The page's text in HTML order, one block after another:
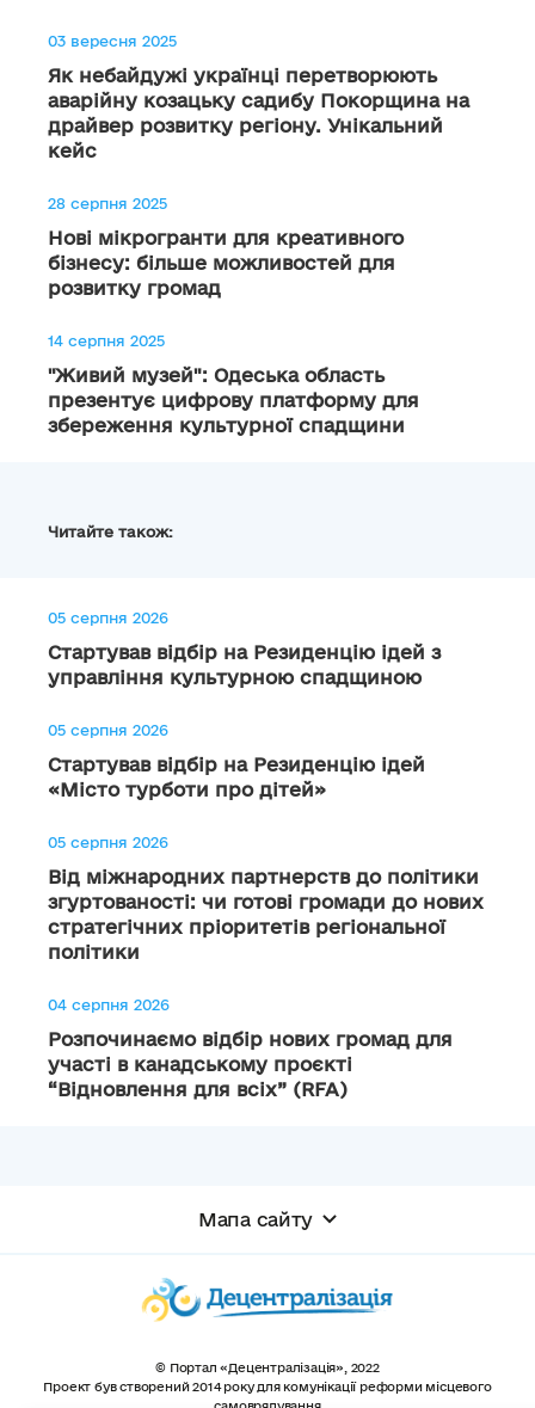
03 вересня 2025
Як небайдужі українці перетворюють
аварійну козацьку садибу Покорщина на
драйвер розвитку регіону. Унікальний
кейс
28 серпня 2025
Нові мікрогранти для креативного
бізнесу: більше можливостей для
розвитку громад
14 серпня 2025
"Живий музей": Одеська область
презентує цифрову платформу для
збереження культурної спадщини
Читайте також:
05 серпня 2026
Стартував відбір на Резиденцію ідей з
управління культурною спадщиною
05 серпня 2026
Стартував відбір на Резиденцію ідей
«Місто турботи про дітей»
05 серпня 2026
Від міжнародних партнерств до політики
згуртованості: чи готові громади до нових
стратегічних пріоритетів регіональної
політики
04 серпня 2026
Розпочинаємо відбір нових громад для
участі в канадському проєкті
“Відновлення для всіх” (RFA)
Мапа сайту
© Портал «Децентралізація», 2022
Проект був створений 2014 року для комунікації реформи місцевого